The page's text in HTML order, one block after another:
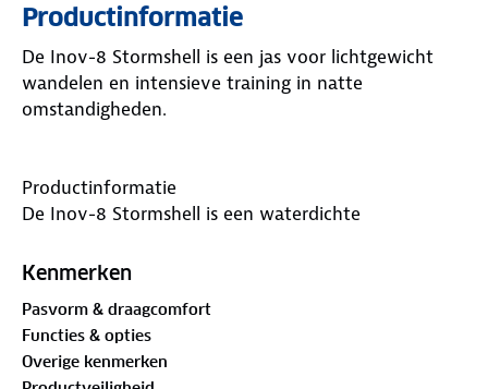
Productinformatie
De Inov-8 Stormshell is een jas voor lichtgewicht
wandelen en intensieve training in natte
omstandigheden.
Productinformatie
De Inov-8 Stormshell is een waterdichte
lichtgewicht wedstrijden en intensieve trainingen in
Pertex Shield stof voor meer comfort en een
ritssluiting over de hele lengte voor sneller aan- en
uittrekken. Het is klein op te bergen in zijn eigen
Kenmerken
Pasvorm & draagcomfort
Functies & opties
Overige kenmerken